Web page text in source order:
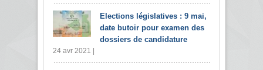
Elections législatives : 9 mai,
date butoir pour examen des
dossiers de candidature
24 avr 2021 |